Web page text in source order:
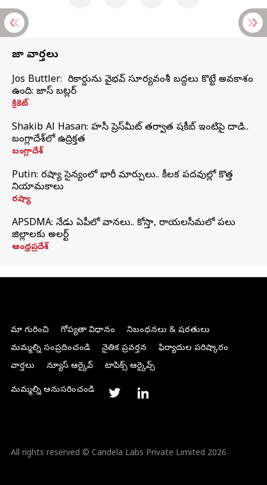
తాజా వార్తలు
Jos Buttler: నా రికార్డును వైభవ్ సూర్యవంశీ బద్దలు కొట్టే అవకాశం
ఉంది: జాస్ బట్లర్
క్రికెట్
Shakib Al Hasan: హసీనా ప్రెస్‌మీట్‌ తర్వాత షకీబ్‌ ఇంటిపై దాడి..
బంగ్లాదేశ్‌లో ఉద్రిక్తత
బంగ్లాదేశ్
Putin: రష్యా సైన్యంలో భారీ మార్పులు.. కీలక పదవుల్లో కొత్త
నియామకాలు
రష్యా
APSDMA: నేడు ఏపీలో వానలు.. కోస్తా, రాయలసీమలో పలు
జిల్లాలకు అలర్ట్
ఆంధ్రప్రదేశ్
మా గురించి గోప్యతా విధానం
నిబంధనలు & షరతులు
మమ్మల్ని సంప్రదించండి
నైతిక ప్రవర్తన
ఫిర్యాదుల పరిష్కారం
వార్తలు
న్యూస్ ఆర్కైవ్ టాపిక్స్ ఆర్కైవ్స్
మమ్మల్ని అనుసరించండి
All rights reserved © Candela Labs Private Limited 2026